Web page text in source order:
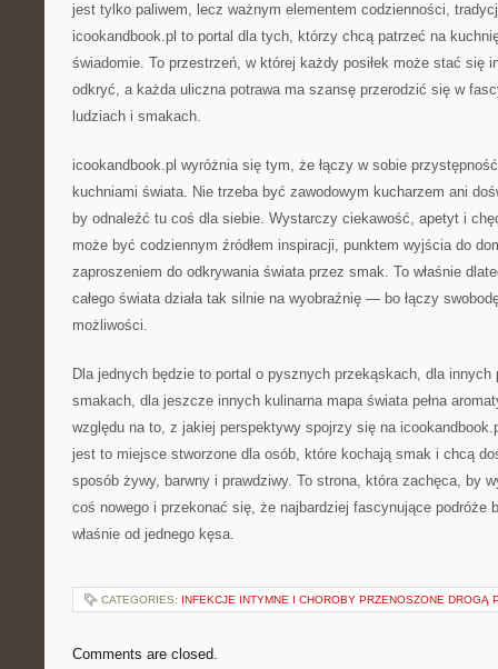
jest tylko paliwem, lecz ważnym elementem codzienności,
icookandbook.pl to portal dla tych, którzy chcą patrzeć na
świadomie. To przestrzeń, w której każdy posiłek może stać się
odkryć, a każda uliczna potrawa ma szansę przerodzić się w
ludziach i smakach.
icookandbook.pl wyróżnia się tym, że łączy w sobie
kuchniami świata. Nie trzeba być zawodowym kucharzem ani
by odnaleźć tu coś dla siebie. Wystarczy ciekawość, apetyt i
może być codziennym źródłem inspiracji, punktem wyjścia do
zaproszeniem do odkrywania świata przez smak. To właśnie
całego świata działa tak silnie na wyobraźnię — bo łączy
możliwości.
Dla jednych będzie to portal o pysznych przekąskach, dla innych
smakach, dla jeszcze innych kulinarna mapa świata pełna
względu na to, z jakiej perspektywy spojrzy się na
jest to miejsce stworzone dla osób, które kochają smak i chcą
sposób żywy, barwny i prawdziwy. To strona, która zachęca, by
coś nowego i przekonać się, że najbardziej fascynujące podróże
właśnie od jednego kęsa.
CATEGORIES: INFEKCJE INTYMNE I CHOROBY PRZENOSZONE DROGĄ
Comments are closed.